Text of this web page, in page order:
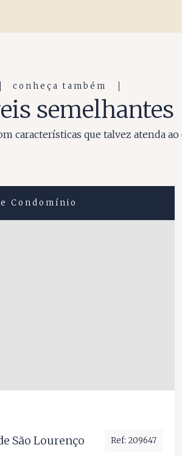
conheça também
semelhantes
características que talvez atenda ao
Condomínio
São Lourenço Ref: 209647